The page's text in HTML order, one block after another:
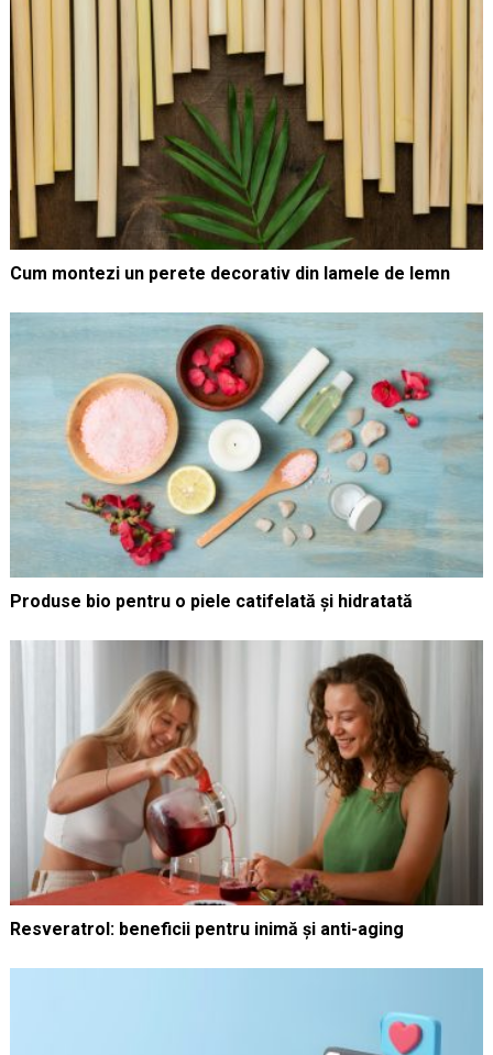
Cum montezi un perete decorativ din lamele de lemn
Produse bio pentru o piele catifelată și hidratată
Resveratrol: beneficii pentru inimă și anti-aging